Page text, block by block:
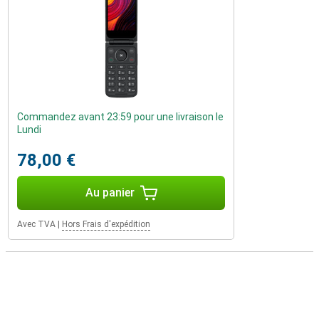
Commandez avant 23:59 pour une livraison le
Lundi
78,00 €
Au panier
Avec TVA Hors Frais d'expédition